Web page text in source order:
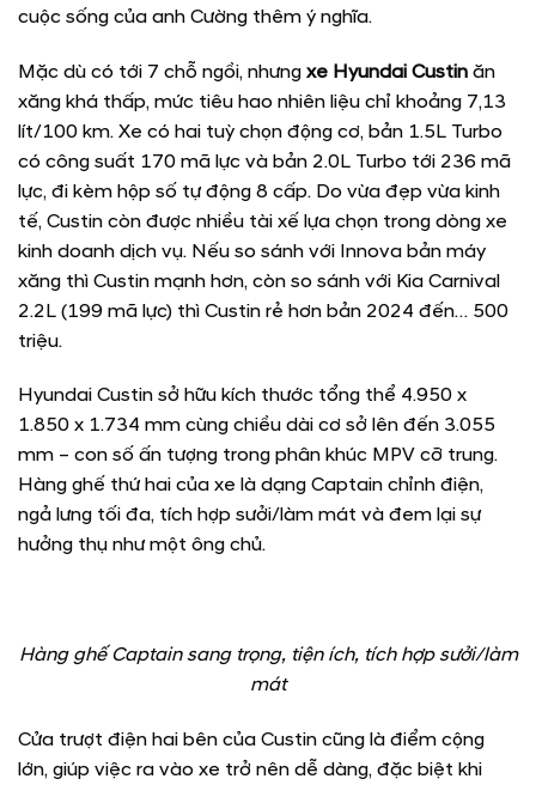
cuộc sống của anh Cường thêm ý nghĩa.
Mặc dù có tới 7 chỗ ngồi, nhưng xe Hyundai Custin ăn
xăng khá thấp, mức tiêu hao nhiên liệu chỉ khoảng 7,13
lít/100 km. Xe có hai tuỳ chọn động cơ, bản 1.5L Turbo
có công suất 170 mã lực và bản 2.0L Turbo tới 236 mã
lực, đi kèm hộp số tự động 8 cấp. Do vừa đẹp vừa kinh
tế, Custin còn được nhiều tài xế lựa chọn trong dòng xe
kinh doanh dịch vụ. Nếu so sánh với Innova bản máy
xăng thì Custin mạnh hơn, còn so sánh với Kia Carnival
2.2L (199 mã lực) thì Custin rẻ hơn bản 2024 đến… 500
triệu.
Hyundai Custin sở hữu kích thước tổng thể 4.950 x
1.850 x 1.734 mm cùng chiều dài cơ sở lên đến 3.055
mm – con số ấn tượng trong phân khúc MPV cỡ trung.
Hàng ghế thứ hai của xe là dạng Captain chỉnh điện,
ngả lưng tối đa, tích hợp sưởi/làm mát và đem lại sự
hưởng thụ như một ông chủ.
Hàng ghế Captain sang trọng, tiện ích, tích hợp sưởi/làm
mát
Cửa trượt điện hai bên của Custin cũng là điểm cộng
lớn, giúp việc ra vào xe trở nên dễ dàng, đặc biệt khi